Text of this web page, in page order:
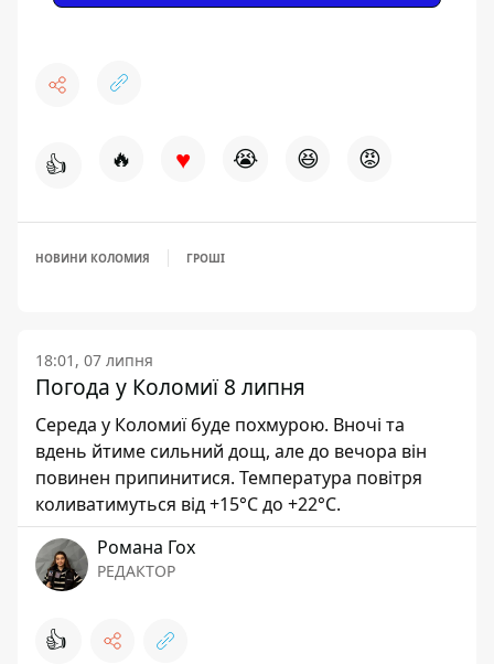
👍 🔥 ♥ 😭 😆 😡
НОВИНИ КОЛОМИЯ ГРОШІ
18:01, 07 липня
Погода у Коломиї 8 липня
Середа у Коломиї буде похмурою. Вночі та
вдень йтиме сильний дощ, але до вечора він
повинен припинитися. Температура повітря
коливатимуться від +15°C до +22°C.
Романа Гох
РЕДАКТОР
👍